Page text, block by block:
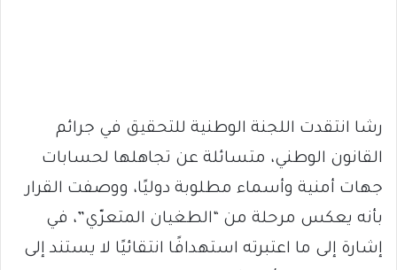
رشا انتقدت اللجنة الوطنية للتحقيق في جرائم
القانون الوطني، متسائلة عن تجاهلها لحسابات
جهات أمنية وأسماء مطلوبة دوليًا، ووصفت القرار
بأنه يعكس مرحلة من “الطغيان المتعرّي”، في
إشارة إلى ما اعتبرته استهدافًا انتقائيًا لا يستند إلى